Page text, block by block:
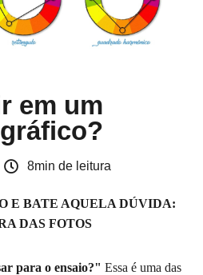
em um
8min de leitura
E BATE AQUELA DÚVIDA:
DAS FOTOS
para o ensaio?" Essa é uma das